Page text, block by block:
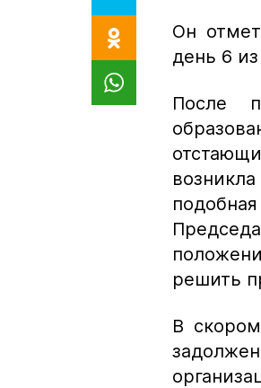
Он
день 6
После
решить
В